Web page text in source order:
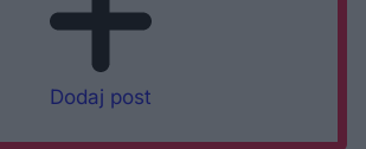
Dodaj post